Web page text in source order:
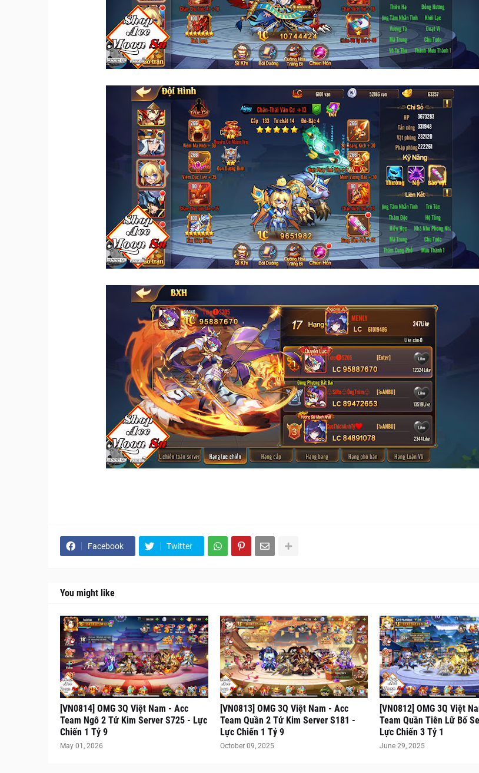
Facebook Twitter
You might like
[VN0814] OMG 3Q Việt Nam - Acc
Team Ngô 2 Tử Kim Server S725 - Lực
Chiến 1 Tỷ 9
May 01, 2026
[VN0813] OMG 3Q Việt Nam - Acc
Team Quần 2 Tử Kim Server S181 -
Lực Chiến 1 Tỷ 9
October 09, 2025
[VN0812] OMG 3Q Việt
Team Quần Tiên Lữ Bố
Lực Chiến 3 Tỷ 1
June 29, 2025